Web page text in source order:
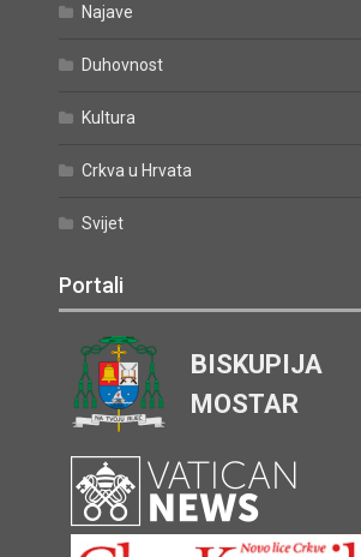
Najave
Duhovnost
Kultura
Crkva u Hrvata
Svijet
Portali
BISKUPIJA
MOSTAR